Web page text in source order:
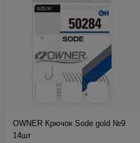
OWNER Крючок Sode gold №9
14шт